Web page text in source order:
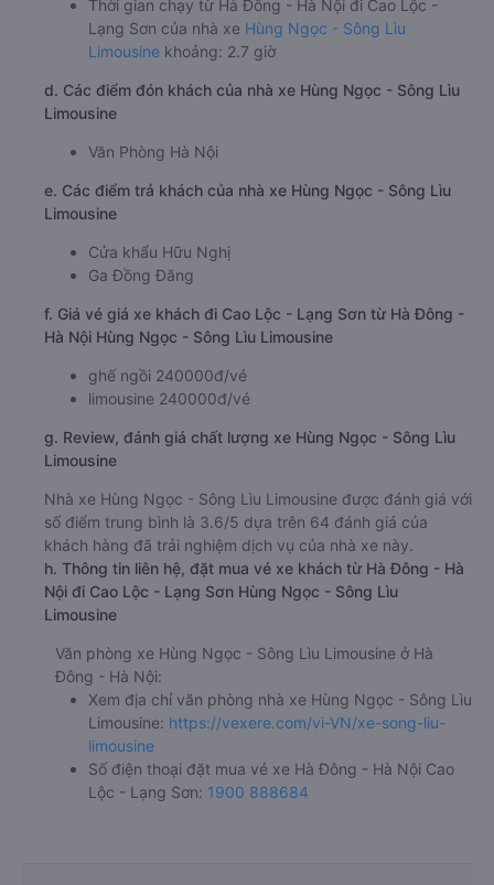
Thời gian chạy từ Hà Đông - Hà Nội đi Cao Lộc -
Lạng Sơn của nhà xe Hùng Ngọc - Sông Lìu
Limousine khoảng: 2.7 giờ
d. Các điểm đón khách của nhà xe Hùng Ngọc - Sông Lìu
Limousine
Văn Phòng Hà Nội
e. Các điểm trả khách của nhà xe Hùng Ngọc - Sông Lìu
Limousine
Cửa khẩu Hữu Nghị
Ga Đồng Đăng
f. Giá vé giá xe khách đi Cao Lộc - Lạng Sơn từ Hà Đông -
Hà Nội Hùng Ngọc - Sông Lìu Limousine
ghế ngồi 240000đ/vé
limousine 240000đ/vé
g. Review, đánh giá chất lượng xe Hùng Ngọc - Sông Lìu
Limousine
Nhà xe Hùng Ngọc - Sông Lìu Limousine được đánh giá với
số điểm trung bình là 3.6/5 dựa trên 64 đánh giá của
khách hàng đã trải nghiệm dịch vụ của nhà xe này.
h. Thông tin liên hệ, đặt mua vé xe khách từ Hà Đông - Hà
Nội đi Cao Lộc - Lạng Sơn Hùng Ngọc - Sông Lìu
Limousine
Văn phòng xe Hùng Ngọc - Sông Lìu Limousine ở Hà
Đông - Hà Nội:
Xem địa chỉ văn phòng nhà xe Hùng Ngọc - Sông Lìu
Limousine: https://vexere.com/vi-VN/xe-song-liu-
limousine
Số điện thoại đặt mua vé xe Hà Đông - Hà Nội Cao
Lộc - Lạng Sơn: 1900 888684